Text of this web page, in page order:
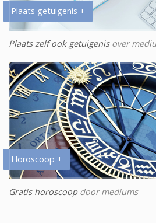
Plaats getuigenis +
Plaats zelf ook getuigenisover
Horoscoop +
Gratis horoscoopdoor mediums